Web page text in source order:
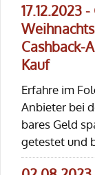
17.12.2023
Cashback-
Kauf
Erfahre im
Anbieter bei
bares Geld
getestet und